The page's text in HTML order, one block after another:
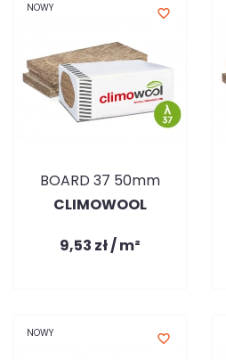
NOWY favorite_border
BOARD 37 50mm
CLIMOWOOL
9,53 zł / m²
NOWY favorite_border